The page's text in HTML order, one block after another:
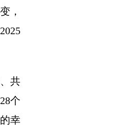
，
共
个
幸